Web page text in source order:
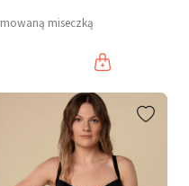
miseczką